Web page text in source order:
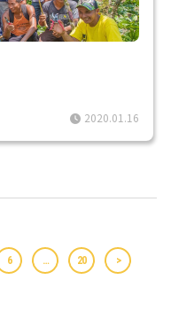
2020.01.16
6 … 20 >